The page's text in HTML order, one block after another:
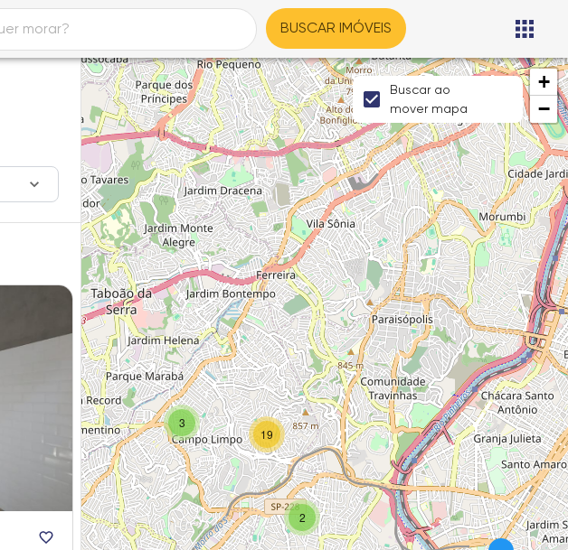
BUSCAR IMÓVEIS
3
2
19
+
−
Buscar ao
mover mapa